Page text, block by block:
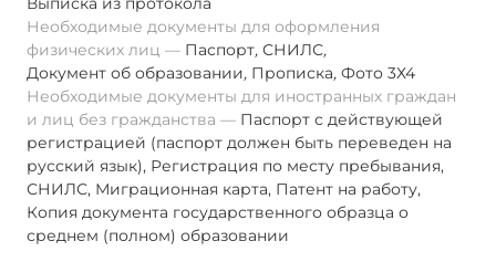
Необходимые документы для оформления
физических лиц
Паспорт, СНИЛС,
Документ об образовании, Прописка, Фото 3Х4
Необходимые документы для иностранных граждан
и лиц без гражданства
Паспорт с действующей
регистрацией (паспорт должен быть переведен на
русский язык), Регистрация по месту пребывания,
СНИЛС, Миграционная карта, Патент на работу,
Копия документа государственного образца о
среднем (полном) образовании